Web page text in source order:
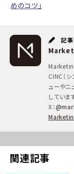
めのコツ」
記
CINC（
ューやニ
していま
X：
関連記事